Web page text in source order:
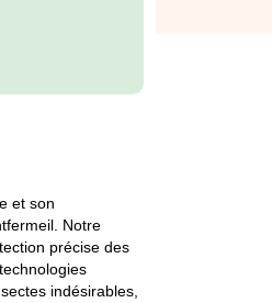
et son
Notre
précise des
indésirables,